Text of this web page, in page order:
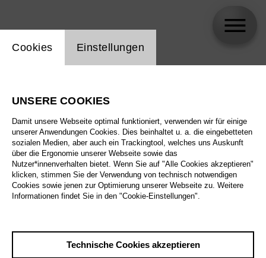
Biographie
Spielplan
Einstellung Website Cookie
Cookies Einstellungen
UNSERE COOKIES
Damit unsere Webseite optimal funktioniert, verwenden wir für einige
unserer Anwendungen Cookies. Dies beinhaltet u. a. die eingebetteten
sozialen Medien, aber auch ein Trackingtool, welches uns Auskunft
über die Ergonomie unserer Webseite sowie das
Nutzer*innenverhalten bietet. Wenn Sie auf "Alle Cookies akzeptieren"
klicken, stimmen Sie der Verwendung von technisch notwendigen
Cookies sowie jenen zur Optimierung unserer Webseite zu. Weitere
Informationen findet Sie in den "Cookie-Einstellungen".
Technische Cookies akzeptieren